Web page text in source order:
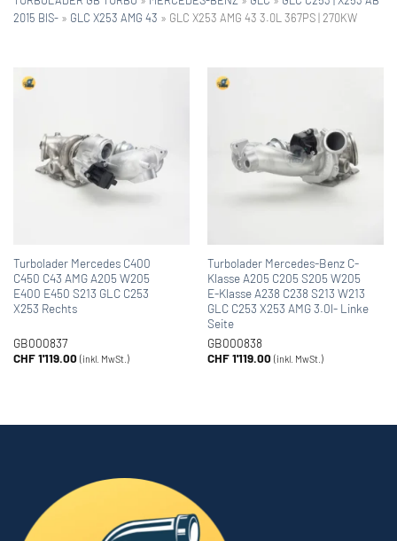
2015 BIS- » GLC X253 AMG 43 » GLC X253 AMG 43 3.0L 367PS | 270KW
Turbolader Mercedes C400
C450 C43 AMG A205 W205
E400 E450 S213 GLC C253
X253 Rechts
GB000837
CHF1'119.00 (inkl. MwSt.)
Turbolader Mercedes-Benz C-
Klasse A205 C205 S205 W205
E-Klasse A238 C238 S213 W213
GLC C253 X253 AMG 3.0l- Linke
Seite
GB000838
CHF1'119.00 (inkl. MwSt.)